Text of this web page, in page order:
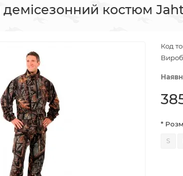
костюм
Код
*
S